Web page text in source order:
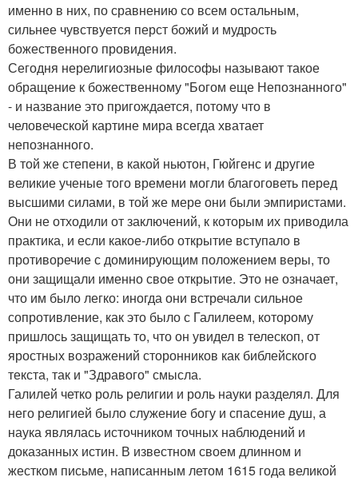
именно в них, по сравнению со всем остальным,
сильнее чувствуется перст божий и мудрость
божественного провидения.
Сегодня нерелигиозные философы называют такое
обращение к божественному "Богом еще Непознанного"
- и название это пригождается, потому что в
человеческой картине мира всегда хватает
непознанного.
В той же степени, в какой ньютон, Гюйгенс и другие
великие ученые того времени могли благоговеть перед
высшими силами, в той же мере они были эмпиристами.
Они не отходили от заключений, к которым их приводила
практика, и если какое-либо открытие вступало в
противоречие с доминирующим положением веры, то
они защищали именно свое открытие. Это не означает,
что им было легко: иногда они встречали сильное
сопротивление, как это было с Галилеем, которому
пришлось защищать то, что он увидел в телескоп, от
яростных возражений сторонников как библейского
текста, так и "Здравого" смысла.
Галилей четко роль религии и роль науки разделял. Для
него религией было служение богу и спасение душ, а
наука являлась источником точных наблюдений и
доказанных истин. В известном своем длинном и
жестком письме, написанным летом 1615 года великой